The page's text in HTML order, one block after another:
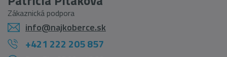
Zákaznická podpora
info@najkoberce.sk
+421 222 205 857